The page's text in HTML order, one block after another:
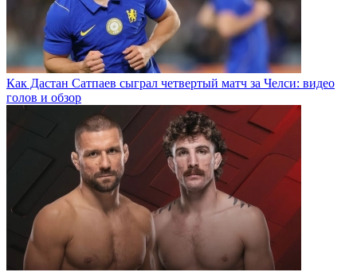
Как Дастан Сатпаев сыграл четвертый матч за Челси: видео
голов и обзор